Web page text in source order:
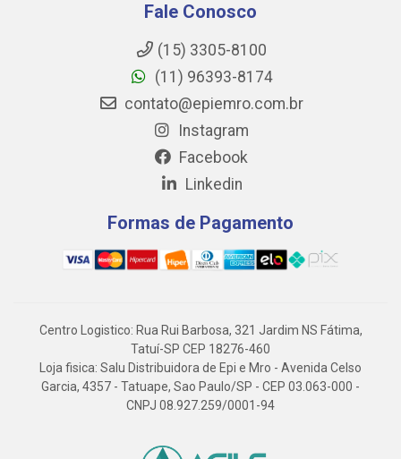
Fale Conosco
(15) 3305-8100
(11) 96393-8174
contato@epiemro.com.br
Instagram
Facebook
Linkedin
Formas de Pagamento
Centro Logistico: Rua Rui Barbosa, 321 Jardim NS Fátima,
Tatuí-SP CEP 18276-460
Loja fisica: Salu Distribuidora de Epi e Mro - Avenida Celso
Garcia, 4357 - Tatuape, Sao Paulo/SP - CEP 03.063-000 -
CNPJ 08.927.259/0001-94